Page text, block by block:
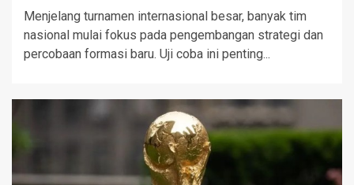
Menjelang turnamen internasional besar, banyak tim
nasional mulai fokus pada pengembangan strategi dan
percobaan formasi baru. Uji coba ini penting...